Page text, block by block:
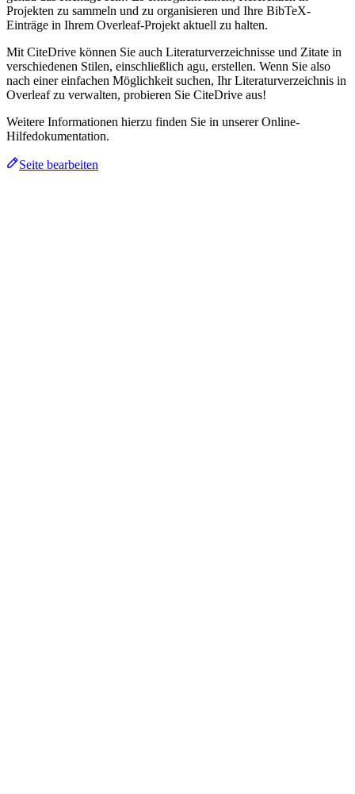
Projekten zu sammeln und zu organisieren und Ihre BibTeX-
Einträge in Ihrem Overleaf-Projekt aktuell zu halten.
Mit CiteDrive können Sie auch Literaturverzeichnisse und Zitate in
verschiedenen Stilen, einschließlich agu, erstellen. Wenn Sie also
nach einer einfachen Möglichkeit suchen, Ihr Literaturverzeichnis in
Overleaf zu verwalten, probieren Sie CiteDrive aus!
Weitere Informationen hierzu finden Sie in unserer Online-
Hilfedokumentation.
Seite bearbeiten